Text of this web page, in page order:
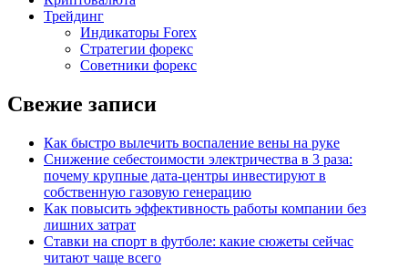
Трейдинг
Индикаторы Forex
Стратегии форекс
Советники форекс
Свежие записи
Как быстро вылечить воспаление вены на руке
Снижение себестоимости электричества в 3 раза:
почему крупные дата-центры инвестируют в
собственную газовую генерацию
Как повысить эффективность работы компании без
лишних затрат
Ставки на спорт в футболе: какие сюжеты сейчас
читают чаще всего